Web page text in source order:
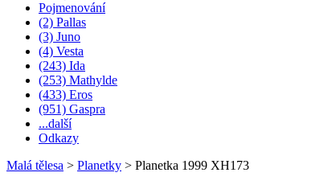
Pojmenování
(2) Pallas
(3) Juno
(4) Vesta
(243) Ida
(253) Mathylde
(433) Eros
(951) Gaspra
...další
Odkazy
Malá tělesa > Planetky > Planetka 1999 XH173